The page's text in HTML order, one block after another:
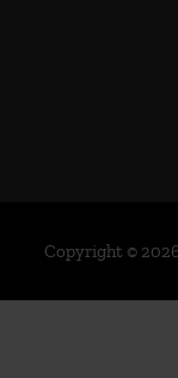
Copyright ©